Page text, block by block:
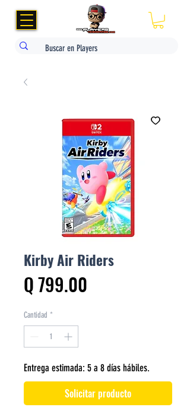
Kirby Air Riders
Q 799.00
Cantidad *
Entrega estimada: 5 a 8 días hábiles.
Solicitar producto